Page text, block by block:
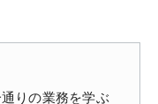
りの業務を学ぶ